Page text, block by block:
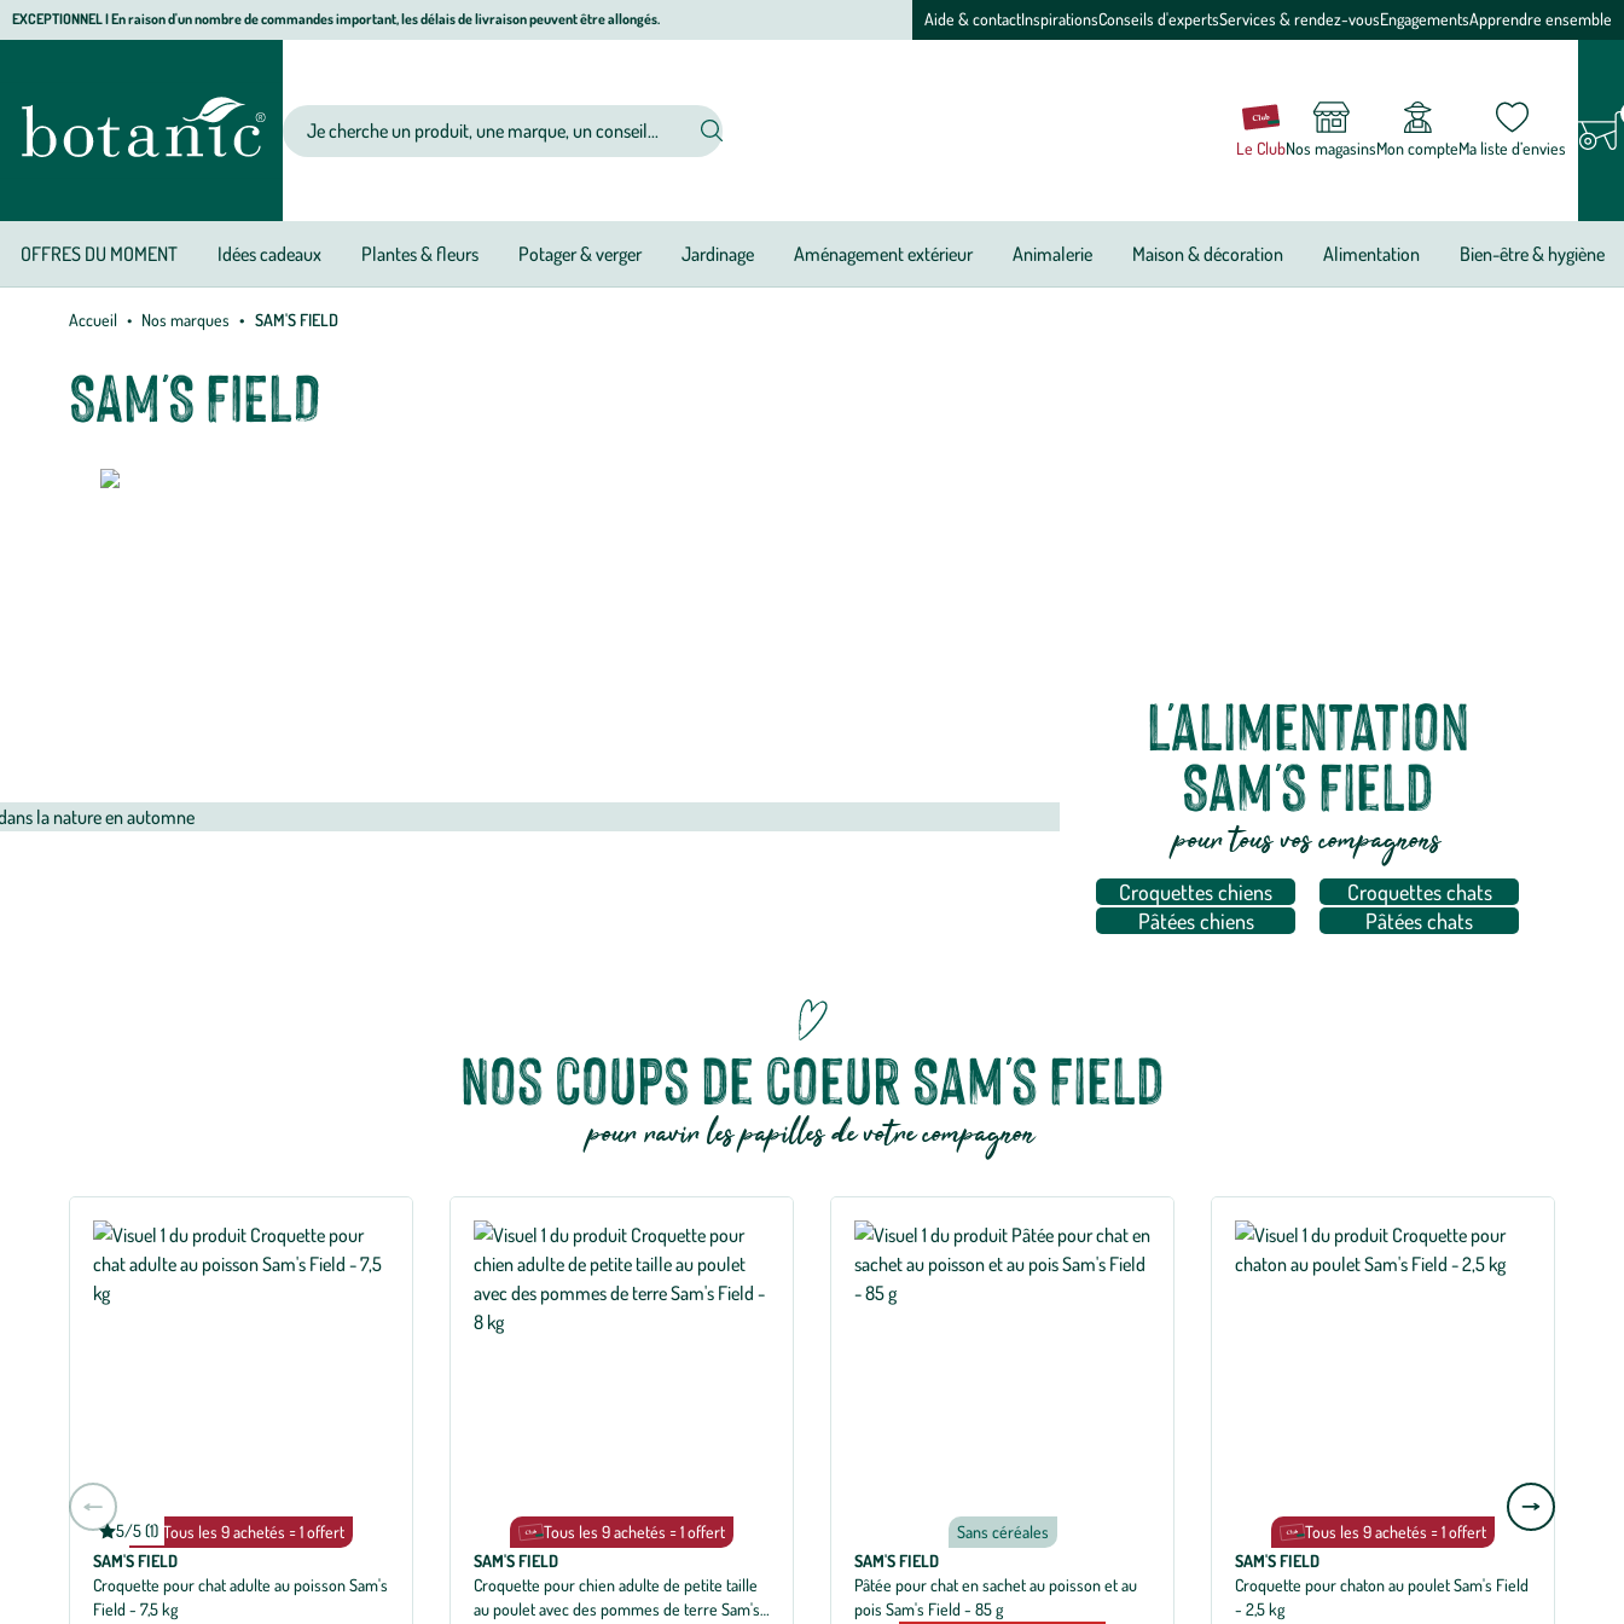
Aller
navigation
Aller
principal
Aller
de
page
EXCEPTIONNEL I En raison d'un nombre de commandes important, les délais de livraison peuvent être allongés. Aide & contactInspirationsConseils d'expertsServices & rendez-vousEngagementsApprendre ensemble
animalerie,
décoration,
botanic®
Votre
recherche
Le ClubNos magasinsMon compteMa liste d’envies
OFFRES DU MOMENT Idées cadeaux Plantes & fleurs Potager & verger Jardinage Aménagement extérieur Animalerie Maison & décoration Alimentation Bien-être & hygiène
Accueil Nos marques SAM'S FIELD
SAM'S FIELD
L'alimentation
Sam's Field
pour tous vos compagnons
Croquettes chiens
Croquettes chats
Pâtées chiens
Pâtées chats
Nos coups de coeur Sam's Field
pour ravir les papilles de votre compagnon
5/5 (1)
Note
moyenne
de
5
sur
Tous les 9 achetés = 1 offert
SAM'S FIELD
Croquette pour chat adulte au poisson Sam's
Field - 7,5 kg
Tous les 9 achetés = 1 offert
SAM'S FIELD
Croquette pour chien adulte de petite taille
au poulet avec des pommes de terre Sam's
Sans céréales
SAM'S FIELD
Pâtée pour chat en sachet au poisson et au
pois Sam's Field - 85 g
Tous les 9 achetés = 1 offert
SAM'S FIELD
Croquette pour chaton au poulet Sam's Field
- 2,5 kg
Aller
à
slide
précédente
Aller
à
slide